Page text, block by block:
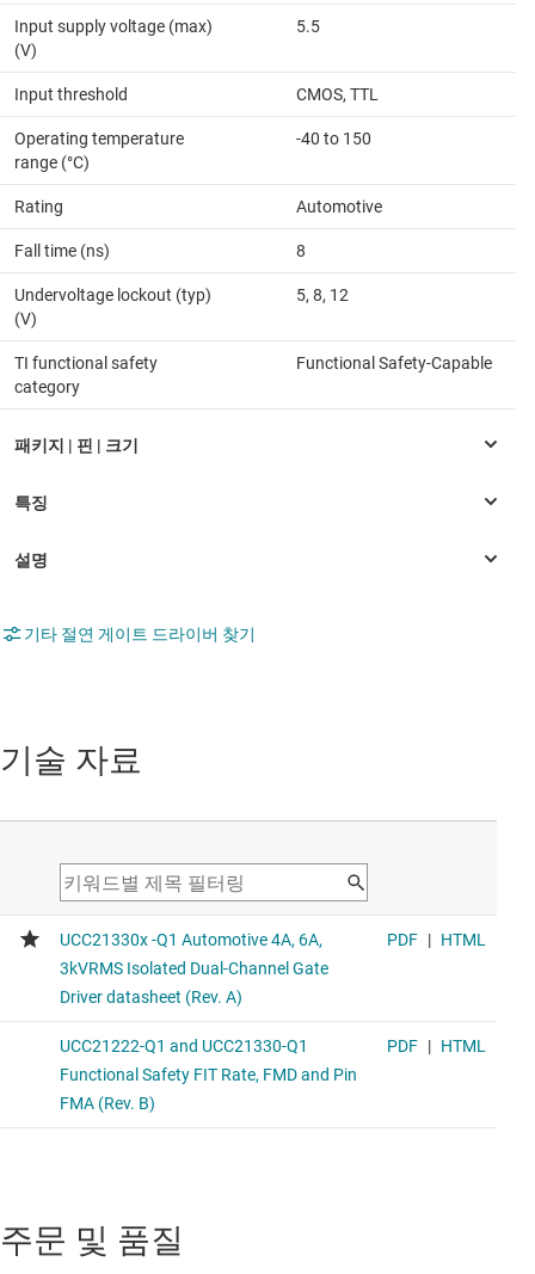
Input supply voltage (max)
(V)
5.5
Input threshold CMOS, TTL
Operating temperature
range (°C)
-40 to 150
Rating Automotive
Fall time (ns) 8
Undervoltage lockout (typ)
(V)
5, 8, 12
TI functional safety
category
Functional Safety-Capable
기타 절연 게이트 드라이버 찾기
기술 자료
주문 및 품질